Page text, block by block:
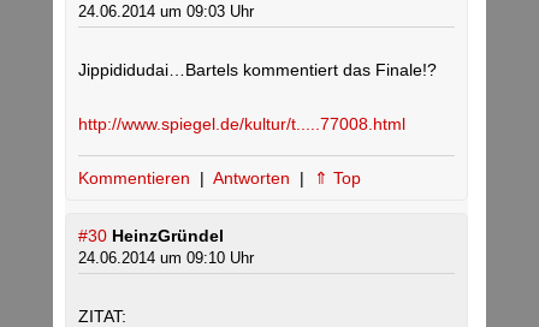
24.06.2014 um 09:03 Uhr
Jippididudai…Bartels kommentiert das Finale!?
http://www.spiegel.de/kultur/t.....77008.html
Kommentieren | Antworten | ⇑ Top
#30 HeinzGründel
24.06.2014 um 09:10 Uhr
ZITAT: